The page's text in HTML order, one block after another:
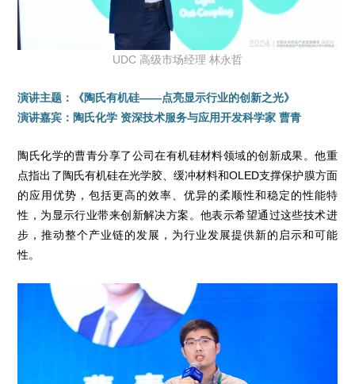
UDC 高级市场经理 林永哲
演讲主题：《陶氏有机硅——点亮显示行业的创新之光》
演讲嘉宾：陶氏化学 资深技术服务与应用开发科学家 曹青
陶氏化学的曹青分享了公司在有机硅材料领域的创新成果。他重
点指出了陶氏有机硅在光学胶、缓冲材料和OLED支撑保护膜方面
的应用优势，包括更高的效率、优异的柔顺性和稳定的性能特
性，为显示行业带来创新解决方案。他表示希望通过这些技术进
步，推动整个产业链的发展，为行业发展提供新的启示和可能
性。